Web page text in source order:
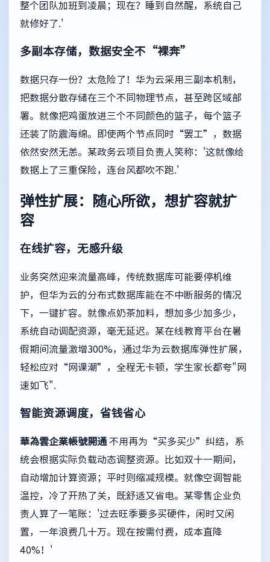
整个团队加班到凌晨；现在？睡到自然醒，系统自己
就修好了.'
多副本存储，数据安全不“裸奔”
数据只存一份？太危险了！华为云采用三副本机制，
把数据分散存储在三个不同物理节点，甚至跨区域部
署。就像把鸡蛋放进三个不同颜色的篮子，每个篮子
还装了防震海绵。即使两个节点同时“罢工”，数据
依然安然无恙。某政务云项目负责人笑称：'这就像给
数据上了三重保险，连台风都吹不跑.'
弹性扩展：随心所欲，想扩容就扩
容
在线扩容，无感升级
业务突然迎来流量高峰，传统数据库可能要停机维
护，但华为云的分布式数据库能在不中断服务的情况
下，一键扩容。就像点奶茶加料，想加多少加多少，
系统自动调配资源，毫无延迟。某在线教育平台在暑
假期间流量激增300%，通过华为云数据库弹性扩展，
轻松应对“网课潮”，全程无卡顿，学生家长都夸"网
速如飞".
智能资源调度，省钱省心
華為雲企業帳號開通 不用再为“买多买少”纠结，系
统会根据实际负载动态调整资源。比如双十一期间，
自动增加计算资源；平时则缩减规模。就像空调智能
温控，冷了开热了关，既舒适又省电。某零售企业负
责人算了一笔账：'过去旺季要多买硬件，闲时又闲
置，一年浪费几十万。现在按需付费，成本直降
40%！'